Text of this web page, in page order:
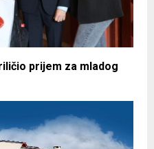
prijem za mladog